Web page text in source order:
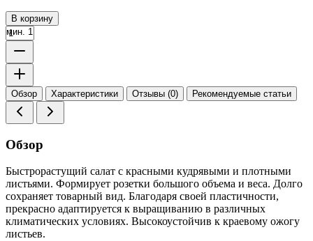
В корзину
мин. 1
Обзор Характеристики Отзывы (0) Рекомендуемые статьи
Обзор
Быстрорастущий салат с красными кудрявыми и плотными
листьями. Формирует розетки большого объема и веса. Долго
сохраняет товарный вид. Благодаря своей пластичности,
прекрасно адаптируется к выращиванию в различных
климатических условиях. Высокоустойчив к краевому ожогу
листьев.